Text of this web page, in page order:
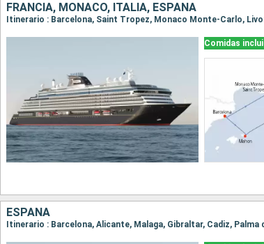
FRANCIA, MONACO, ITALIA, ESPAÑA
Itinerario : Barcelona, Saint Tropez, Monaco Monte-Carlo,
Comidas
ESPAÑA
Itinerario : Barcelona, Alicante, Malaga, Gibraltar, Cadiz, Palma